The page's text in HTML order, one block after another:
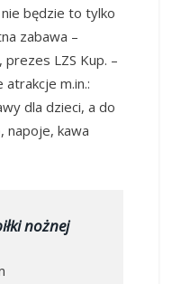
będzie to tylko
zabawa –
prezes LZS Kup. –
atrakcje m.in.:
dla dzieci, a do
napoje, kawa
nożnej